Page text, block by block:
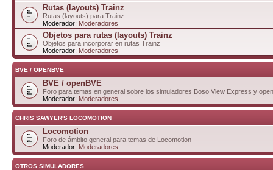
Rutas (layouts) Trainz
Rutas (layouts) para Trainz
Moderador: Moderadores
Objetos para rutas (layouts) Trainz
Objetos para incorporar en rutas Trainz
Moderador: Moderadores
BVE / OPENBVE
BVE / openBVE
Foro para temas en general sobre los simuladores Boso View Express y
Moderador: Moderadores
CHRIS SAWYER'S LOCOMOTION
Locomotion
Foro de ámbito general para temas de Locomotion
Moderador: Moderadores
OTROS SIMULADORES